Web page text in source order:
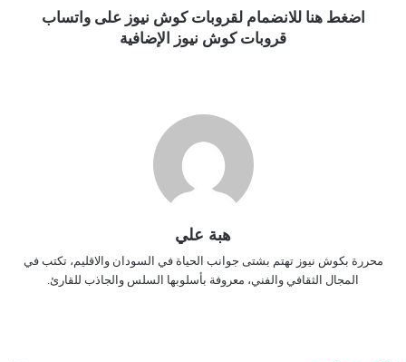
اضغط هنا للانضمام لقروبات كوش نيوز على واتساب
قروبات كوش نيوز الإضافية
هبة علي
محررة بكوش نيوز تهتم بشتى جوانب الحياة في السودان والاقليم، تكتب في
المجال الثقافي والفني، معروفة بأسلوبها السلس والجاذب للقارئ.